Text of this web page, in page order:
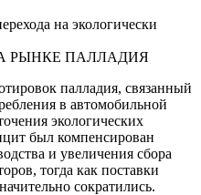
на экологически
РЫНКЕ ПАЛЛАДИЯ
палладия, связанный
в автомобильной
экологических
был компенсирован
и увеличения сбора
тогда как поставки
сократились.